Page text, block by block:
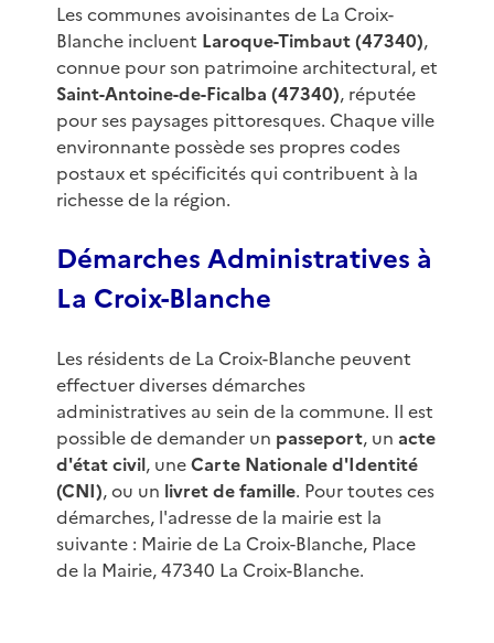
Les communes avoisinantes de La Croix-
Blanche incluent Laroque-Timbaut (47340),
connue pour son patrimoine architectural, et
Saint-Antoine-de-Ficalba (47340), réputée
pour ses paysages pittoresques. Chaque ville
environnante possède ses propres codes
postaux et spécificités qui contribuent à la
richesse de la région.
Démarches Administratives à
La Croix-Blanche
Les résidents de La Croix-Blanche peuvent
effectuer diverses démarches
administratives au sein de la commune. Il est
possible de demander un passeport, un acte
d'état civil, uneCarte Nationale d'Identité
(CNI), ou un livret de famille. Pour toutes ces
démarches, l'adresse de la mairie est la
suivante : Mairie de La Croix-Blanche, Place
de la Mairie, 47340 La Croix-Blanche.